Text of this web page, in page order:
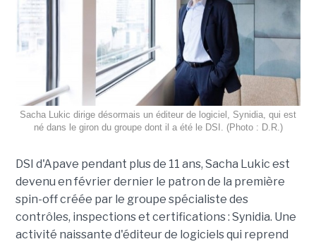
Sacha Lukic dirige désormais un éditeur de logiciel, Synidia, qui est
né dans le giron du groupe dont il a été le DSI. (Photo : D.R.)
DSI d'Apave pendant plus de 11 ans, Sacha Lukic est
devenu en février dernier le patron de la première
spin-off créée par le groupe spécialiste des
contrôles, inspections et certifications : Synidia. Une
activité naissante d'éditeur de logiciels qui reprend